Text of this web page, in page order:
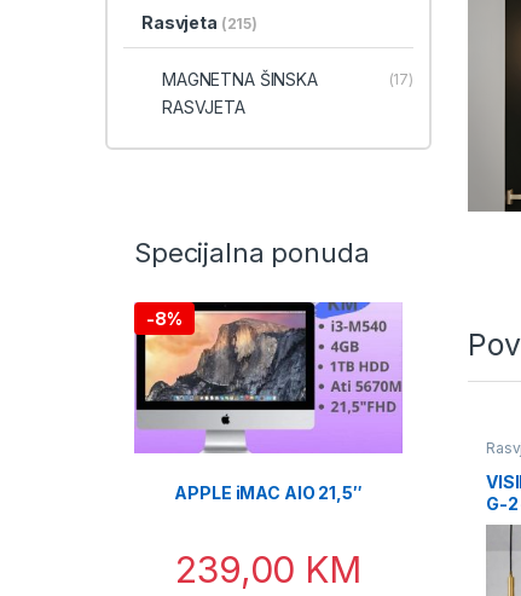
G-2
Rasvjeta (215)
MAGNETNA ŠINSKA
RASVJETA
(17)
Specijalna ponuda
-8%
APPLE iMAC AIO 21,5″
239,00 KM